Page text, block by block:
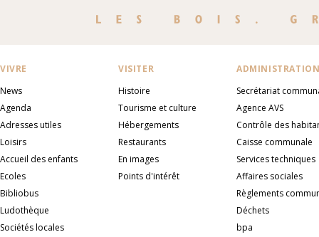
VIVRE
News
Agenda
Adresses utiles
Loisirs
Accueil des enfants
Ecoles
Bibliobus
Ludothèque
Sociétés locales
VISITER
Histoire
Tourisme et culture
Hébergements
Restaurants
En images
Points d'intérêt
Secrétariat
Agence AVS
Contrôle des
Caisse communale
Services techniques
Affaires sociales
Règlements
Déchets
bpa